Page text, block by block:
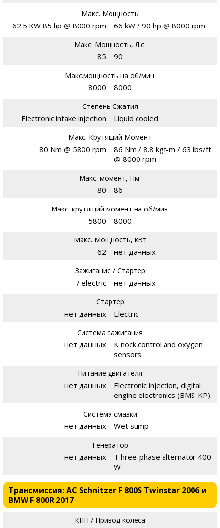
Макс. Мощность
62.5 KW 85 hp @ 8000 rpm 66 kW / 90 hp @ 8000 rpm
Макс. Мощность, Л.с.
85 90
Макс.мощность на об/мин.
8000 8000
Степень Сжатия
Electronic intake injection Liquid cooled
Макс. Крутящий Момент
80 Nm @ 5800 rpm
86 Nm / 8.8 kgf-m / 63 lbs/ft
@ 8000 rpm
Макс. момент, Нм.
80 86
Макс. крутящий момент на об/мин.
5800 8000
Макс. Мощность, кВт
62 нет данных
Зажигание / Стартер
/ electric нет данных
Стартер
нет данных Electric
Система зажигания
нет данных
K nock control and oxygen
sensors.
Питание двигателя
нет данных
Electronic injection, digital
engine electronics (BMS-KP)
Система смазки
нет данных Wet sump
Генератор
нет данных
T hree-phase alternator 400
W
Трансмиссия: AC Schnitzer F 800S Twinstar 2006 и
BMW F 800R 2017
КПП / Привод колеса